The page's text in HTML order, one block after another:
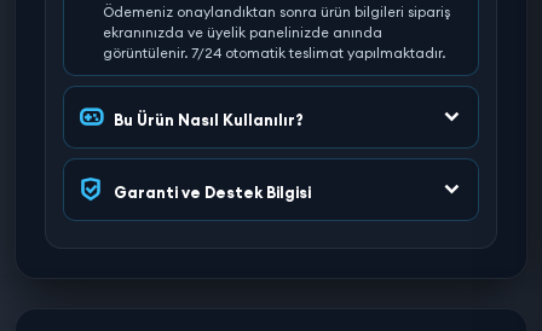
Ödemeniz onaylandıktan sonra ürün bilgileri sipariş
ekranınızda ve üyelik panelinizde anında
görüntülenir. 7/24 otomatik teslimat yapılmaktadır.
Bu Ürün Nasıl Kullanılır?
Garanti ve Destek Bilgisi